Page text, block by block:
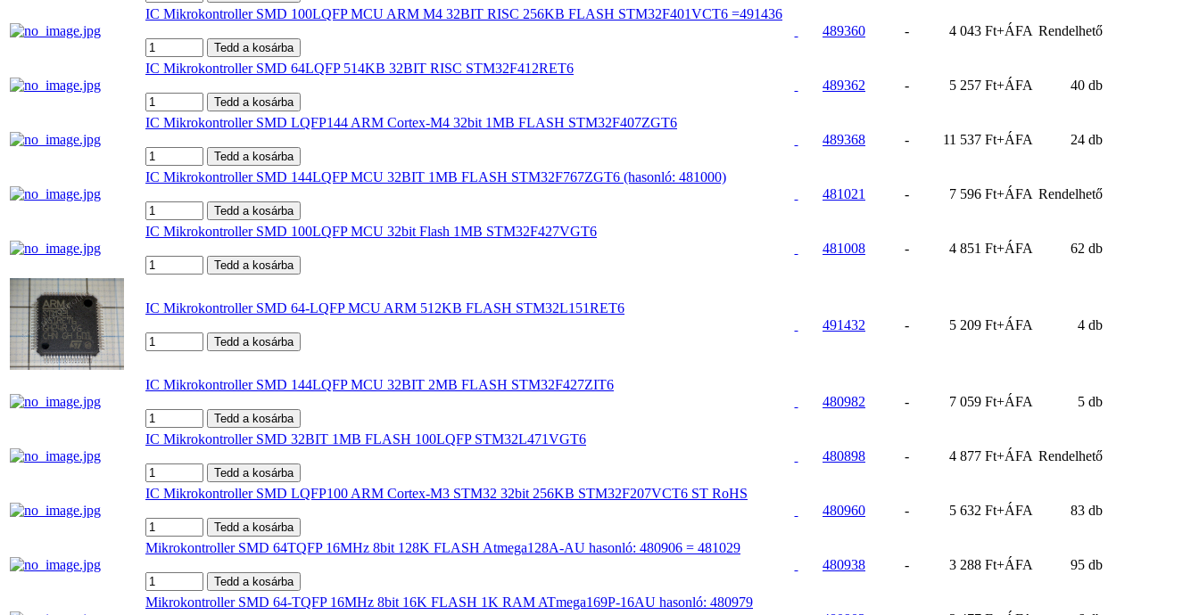
IC Mikrokontroller SMD 100LQFP MCU ARM M4 32BIT RISC 256KB FLASH STM32F401VCT6 =491436
489360
- 4 043 Ft+ÁFA Rendelhető
IC Mikrokontroller SMD 64LQFP 514KB 32BIT RISC STM32F412RET6
489362
- 5 257 Ft+ÁFA 40 db
IC Mikrokontroller SMD LQFP144 ARM Cortex-M4 32bit 1MB FLASH STM32F407ZGT6
489368
- 11 537 Ft+ÁFA 24 db
IC Mikrokontroller SMD 144LQFP MCU 32BIT 1MB FLASH STM32F767ZGT6 (hasonló: 481000)
481021
- 7 596 Ft+ÁFA Rendelhető
IC Mikrokontroller SMD 100LQFP MCU 32bit Flash 1MB STM32F427VGT6
481008
- 4 851 Ft+ÁFA 62 db
IC Mikrokontroller SMD 64-LQFP MCU ARM 512KB FLASH STM32L151RET6
491432
- 5 209 Ft+ÁFA 4 db
IC Mikrokontroller SMD 144LQFP MCU 32BIT 2MB FLASH STM32F427ZIT6
480982
- 7 059 Ft+ÁFA 5 db
IC Mikrokontroller SMD 32BIT 1MB FLASH 100LQFP STM32L471VGT6
480898
- 4 877 Ft+ÁFA Rendelhető
IC Mikrokontroller SMD LQFP100 ARM Cortex-M3 STM32 32bit 256KB STM32F207VCT6 ST RoHS
480960
- 5 632 Ft+ÁFA 83 db
Mikrokontroller SMD 64TQFP 16MHz 8bit 128K FLASH Atmega128A-AU hasonló: 480906 = 481029
480938
- 3 288 Ft+ÁFA 95 db
Mikrokontroller SMD 64-TQFP 16MHz 8bit 16K FLASH 1K RAM ATmega169P-16AU hasonló: 480979